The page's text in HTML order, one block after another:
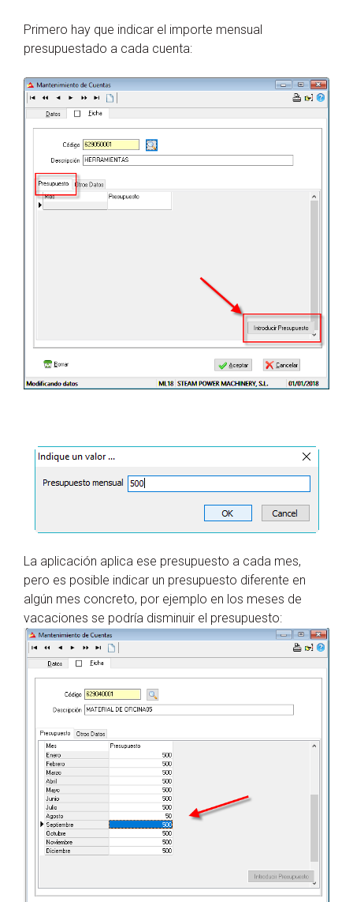
Primero hay que indicar el importe mensual
presupuestado a cada cuenta:
La aplicación aplica ese presupuesto a cada mes,
pero es posible indicar un presupuesto diferente en
algún mes concreto, por ejemplo en los meses de
vacaciones se podría disminuir el presupuesto: